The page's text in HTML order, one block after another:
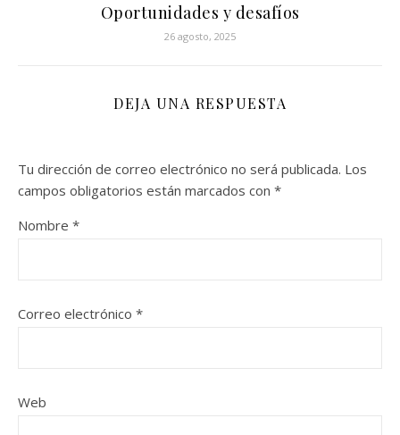
Oportunidades y desafíos
26 agosto, 2025
DEJA UNA RESPUESTA
Tu dirección de correo electrónico no será publicada. Los
campos obligatorios están marcados con *
Nombre *
Correo electrónico *
Web